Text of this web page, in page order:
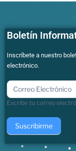
Boletín
Inscríbete a nuestro
electrónico.
boletin
Escribe tu correo
Suscribirme